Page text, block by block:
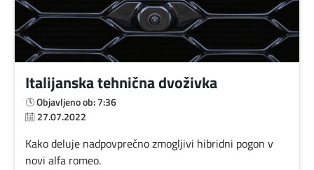
Italijanska tehnična dvoživka
27.07.2022
Objavljeno ob: 7:36
Kako deluje nadpovprečno zmogljivi hibridni pogon v
novi alfa romeo.